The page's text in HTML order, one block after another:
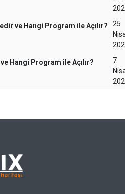
ve Hangi Program ile Açılır?
25
Hangi Program ile Açılır?
7